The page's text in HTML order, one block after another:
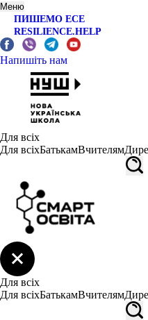
Меню
ПИШЕМО ЕСЕ
RESILIENCE.HELP
Напишіть нам
Для всіх
Для всіхБатькамВчителям
Для всіх
Для всіхБатькамВчителям